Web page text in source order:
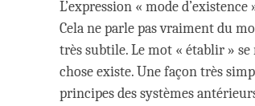
L’expression « mode
Cela ne parle pas vraiment du
très subtile. Le mot « établir »
chose existe. Une façon très
principes des systèmes